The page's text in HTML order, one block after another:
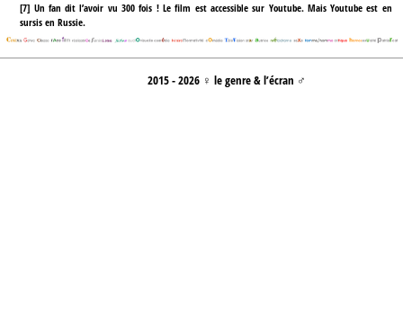
[7] Un fan dit l’avoir vu 300 fois ! Le film est accessible sur Youtube. Mais Youtube est en
sursis en Russie.
2015 - 2026 ♀ le genre & l’écran ♂